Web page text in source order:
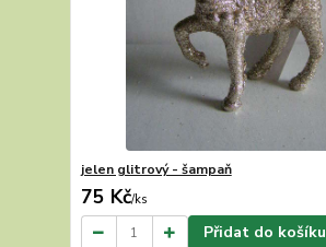
jelen glitrový - šampaň
75 Kč/ks
Přidat do košíku